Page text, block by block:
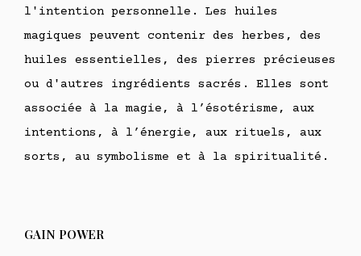
l'intention personnelle. Les huiles
magiques peuvent contenir des herbes, des
huiles essentielles, des pierres précieuses
ou d'autres ingrédients sacrés. Elles sont
associée à la magie, à l’ésotérisme, aux
intentions, à l’énergie, aux rituels, aux
sorts, au symbolisme et à la spiritualité.
GAIN POWER